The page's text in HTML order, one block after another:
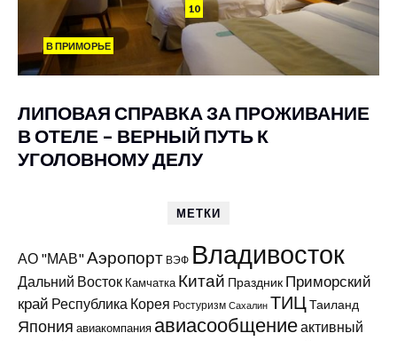
10
В ПРИМОРЬЕ
ЛИПОВАЯ СПРАВКА ЗА ПРОЖИВАНИЕ
В ОТЕЛЕ – ВЕРНЫЙ ПУТЬ К
УГОЛОВНОМУ ДЕЛУ
МЕТКИ
АО "МАВ"Аэропорт ВЭФ Владивосток
Дальний Восток Камчатка Китай Праздник Приморский
край Республика Корея Ростуризм Сахалин ТИЦТаиланд
Япония авиакомпания авиасообщениеактивный